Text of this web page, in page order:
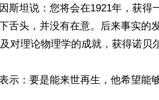
斯坦说：您将会在1921年，获得
舌头，并没有在意。后来事实的
对理论物理学的成就，获得诺贝
示：要是能来世再生，他希望能